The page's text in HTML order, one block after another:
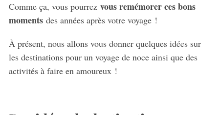
Comme ça, vous pourrez vous remémorer ces bons
momentsdes années après votre voyage !
À présent, nous allons vous donner quelques idées sur
les destinations pour un voyage de noce ainsi que des
activités à faire en amoureux !